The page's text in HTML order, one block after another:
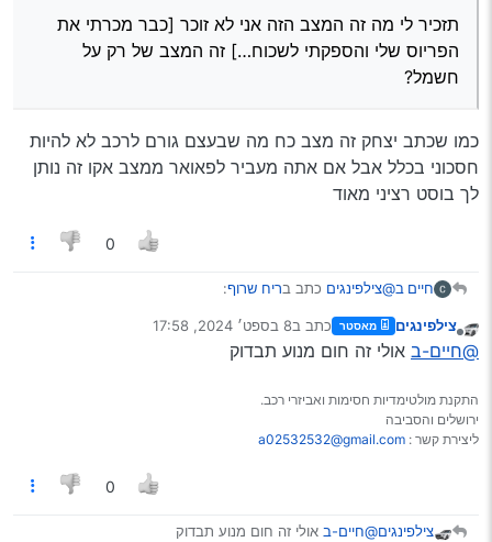
תזכיר לי מה זה המצב הזה אני לא זוכר [כבר מכרתי את
הפריוס שלי והספקתי לשכוח…] זה המצב של רק על
חשמל?
תזכיר לי מה זה המצב הזה אני לא זוכר [כבר מכרתי את
הפריוס שלי והספקתי לשכוח…] זה המצב של רק על
חשמל?
כמו שכתב יצחק זה מצב כח מה שבעצם גורם לרכב לא להיות
חסכוני בכלל אבל אם אתה מעביר לפאואר ממצב אקו זה נותן
לך בוסט רציני מאוד
0
חיים ב@צילפינגים כתב בריח שרוף:
תזכיר לי מה זה המצב הזה אני לא זוכר [כבר מכרתי את
חסכוני בכלל אבל אם אתה מעביר לפאואר ממצב אקו זה נותן
לך בוסט רציני מאוד
צילפינגים מאסטר כתב ב8 בספט׳ 2024, 17:58
נערך לאחרונה על ידי
@חיים-ב אולי זה חום מנוע תבדוק
התקנת מולטימדיות חסימות ואביזרי רכב.
ירושלים והסביבה
ליצירת קשר : a02532532@gmail.com
0
צילפינגים@חיים-ב אולי זה חום מנוע תבדוק